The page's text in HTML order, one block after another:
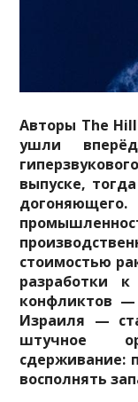
Авторы The
ушли
выпуске,
стоимостью
разработки
конфликтов
Израиля —
штучное
сдерживание:
восполнять